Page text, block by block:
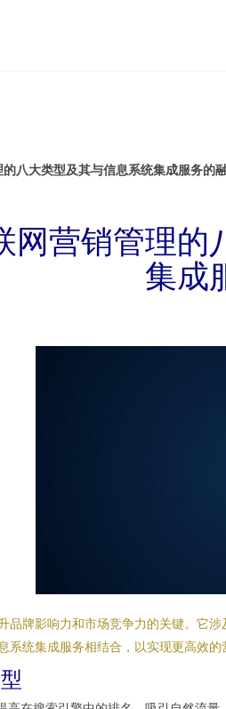
八大类型及其与信息系统集成服务的
网营销管理的
集成
品牌影响力和市场竞争力的关键。它
统集成服务相结合，以实现更高效的